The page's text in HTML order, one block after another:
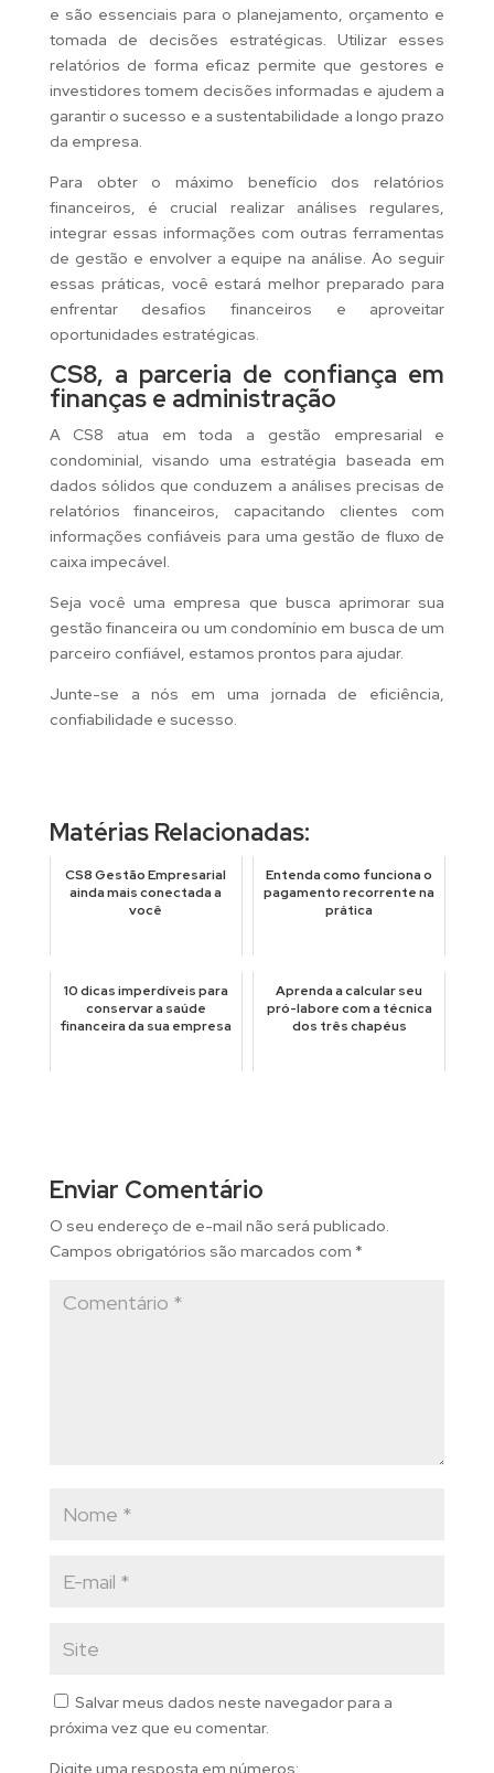
e são essenciais para o planejamento, orçamento e
tomada de decisões estratégicas. Utilizar esses
relatórios de forma eficaz permite que gestores e
investidores tomem decisões informadas e ajudem a
garantir o sucesso e a sustentabilidade a longo prazo
da empresa.
Para obter o máximo benefício dos relatórios
financeiros, é crucial realizar análises regulares,
integrar essas informações com outras ferramentas
de gestão e envolver a equipe na análise. Ao seguir
essas práticas, você estará melhor preparado para
enfrentar desafios financeiros e aproveitar
oportunidades estratégicas.
CS8, a parceria de confiança em
finanças e administração
A CS8 atua em toda a gestão empresarial e
condominial, visando uma estratégia baseada em
dados sólidos que conduzem a análises precisas de
relatórios financeiros, capacitando clientes com
informações confiáveis para uma gestão de fluxo de
caixa impecável.
Seja você uma empresa que busca aprimorar sua
gestão financeira ou um condomínio em busca de um
parceiro confiável, estamos prontos para ajudar.
Junte-se a nós em uma jornada de eficiência,
confiabilidade e sucesso.
Matérias Relacionadas:
CS8 Gestão Empresarial
ainda mais conectada a
você
Entenda como funciona o
pagamento recorrente na
prática
10 dicas imperdíveis para
conservar a saúde
financeira da sua empresa
Aprenda a calcular seu
pró-labore com a técnica
dos três chapéus
Enviar Comentário
O seu endereço de e-mail não será publicado.
Campos obrigatórios são marcados com *
Salvar meus dados neste navegador para a
próxima vez que eu comentar.
Digite uma resposta em números: